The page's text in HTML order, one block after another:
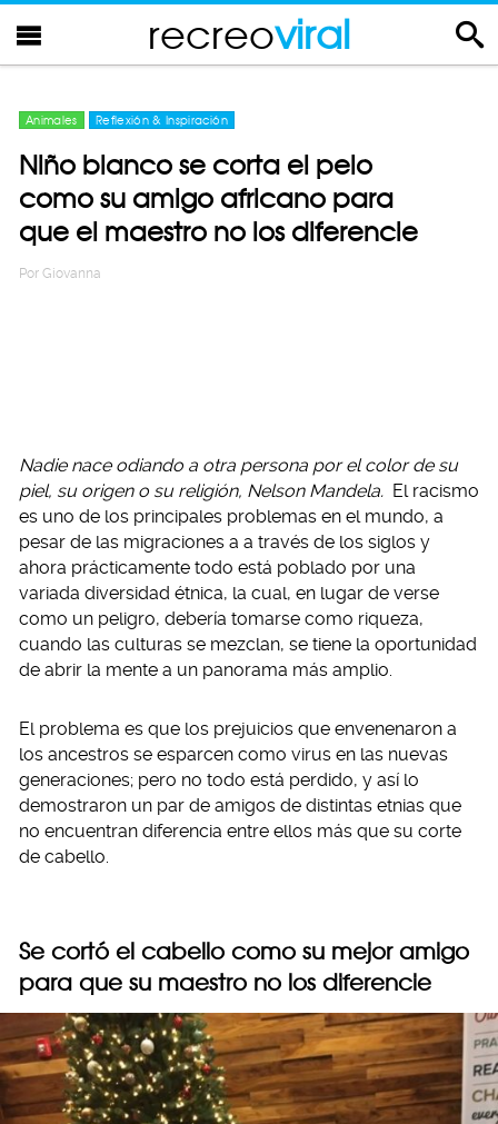
recreoviral
Animales Reflexión & Inspiración
Niño blanco se corta el pelo
como su amigo africano para
que el maestro no los diferencie
Por Giovanna
Nadie nace odiando a otra persona por el color de su
piel, su origen o su religión, Nelson Mandela. El racismo
es uno de los principales problemas en el mundo, a
pesar de las migraciones a a través de los siglos y
ahora prácticamente todo está poblado por una
variada diversidad étnica, la cual, en lugar de verse
como un peligro, debería tomarse como riqueza,
cuando las culturas se mezclan, se tiene la oportunidad
de abrir la mente a un panorama más amplio.
El problema es que los prejuicios que envenenaron a
los ancestros se esparcen como virus en las nuevas
generaciones; pero no todo está perdido, y así lo
demostraron un par de amigos de distintas etnias que
no encuentran diferencia entre ellos más que su corte
de cabello.
Se cortó el cabello como su mejor amigo
para que su maestro no los diferencie